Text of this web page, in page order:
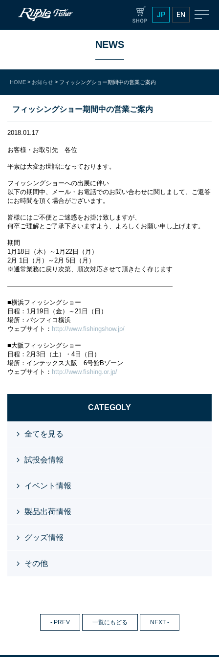
JP EN
NEWS
HOME > お知らせ > フィッシングショー期間中の営業ご案内
フィッシングショー期間中の営業ご案内
2018.01.17
お客様・お取引先 各位
平素は大変お世話になっております。
フィッシングショーへの出展に伴い
以下の期間中、メール・お電話でのお問い合わせに関しまして、ご返答
にお時間を頂く場合がございます。
皆様にはご不便とご迷惑をお掛け致しますが、
何卒ご理解とご了承下さいますよう、よろしくお願い申し上げます。
期間
1月18日（木）～1月22日（月）
2月 1日（月）～2月 5日（月）
※通常業務に戻り次第、順次対応させて頂きたく存じます
——————————————————————————
■横浜フィッシングショー
日程：1月19日（金）～21日（日）
場所：パシフィコ横浜
ウェブサイト： http://www.fishingshow.jp/
■大阪フィッシングショー
日程：2月3日（土）・4日（日）
場所：インテックス大阪 6号館Bゾーン
ウェブサイト： http://www.fishing.or.jp/
CATEGOLY
全てを見る
試投会情報
イベント情報
製品出荷情報
グッズ情報
その他
- PREV 一覧にもどる NEXT -